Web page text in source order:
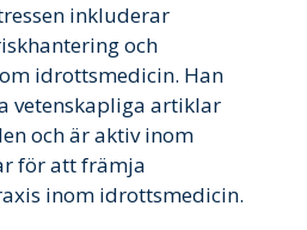
inkluderar
och
idrottsmedicin. Han
vetenskapliga artiklar
och är aktiv inom
för att främja
inom idrottsmedicin.